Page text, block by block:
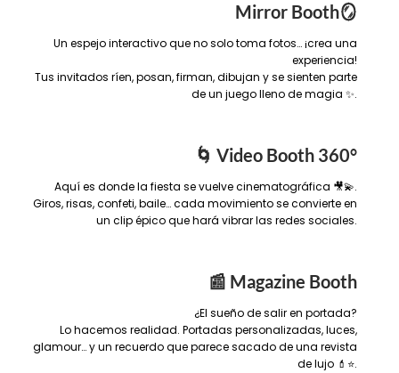
Mirror Booth🪞
Un espejo interactivo que no solo toma fotos… ¡crea una
experiencia!
Tus invitados ríen, posan, firman, dibujan y se sienten parte
de un juego lleno de magia ✨.
🌀 Video Booth 360°
Aquí es donde la fiesta se vuelve cinematográfica 🎥💫.
Giros, risas, confeti, baile… cada movimiento se convierte en
un clip épico que hará vibrar las redes sociales.
📰 Magazine Booth
¿El sueño de salir en portada?
Lo hacemos realidad. Portadas personalizadas, luces,
glamour… y un recuerdo que parece sacado de una revista
de lujo 💄⭐.